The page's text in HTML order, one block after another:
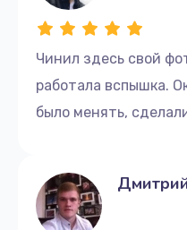
Чинил здесь свой
работала вспышка.
было менять,